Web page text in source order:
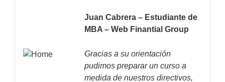
Juan Cabrera – Estudiante de
MBA – Web Finantial Group
Gracias a su orientación
pudimos preparar un curso a
medida de nuestros directivos,